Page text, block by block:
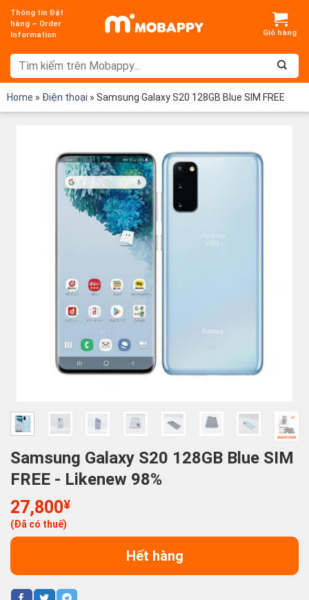
Chuyển
đến
dung
Thông tin Đặt
hàng – Order
Information
Home » Điện thoại » Samsung Galaxy S20 128GB Blue SIM FREE
Samsung Galaxy S20 128GB Blue SIM
FREE - Likenew 98%
27,800¥
(Đã có thuế)
Hết hàng